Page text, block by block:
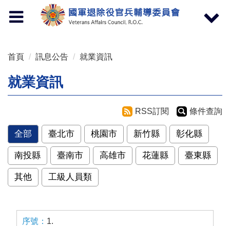
Toggle
navigation
Toggle
首頁 訊息公告 就業資訊
就業資訊
RSS訂閱 條件查詢
全部 臺北市 桃園市 新竹縣 彰化縣
南投縣 臺南市 高雄市 花蓮縣 臺東縣
其他 工級人員類
1.